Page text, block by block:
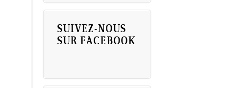
SUIVEZ-NOUS
SUR FACEBOOK